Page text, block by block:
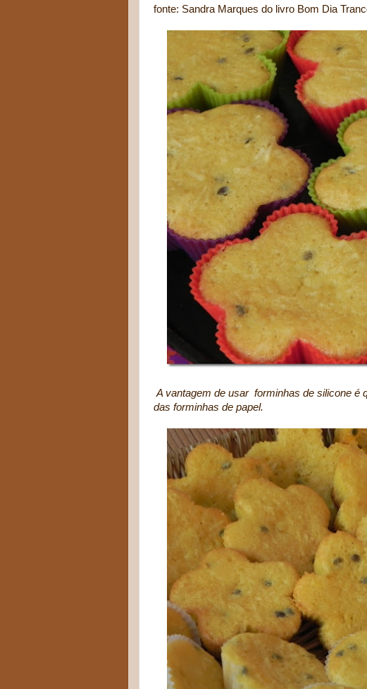
fonte: Sandra Marques do livro Bom Dia
A vantagem de usar forminhas de silicone é
das forminhas de papel.